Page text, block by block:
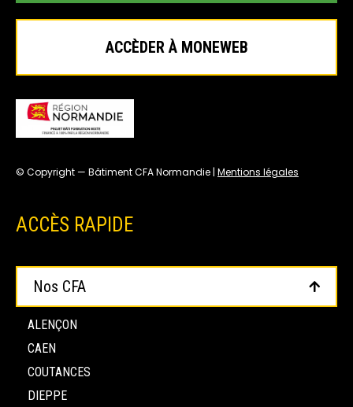
ACCÈDER À MONEWEB
© Copyright — Bâtiment CFA Normandie | Mentions légales
ACCÈS RAPIDE
Nos CFA
ALENÇON
CAEN
COUTANCES
DIEPPE